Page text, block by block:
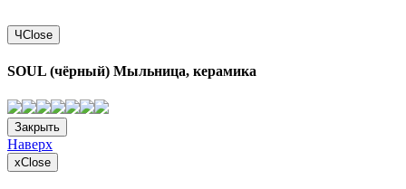
ЧClose
SOUL (чёрный) Мыльница, керамика
Закрыть
Наверх
xClose